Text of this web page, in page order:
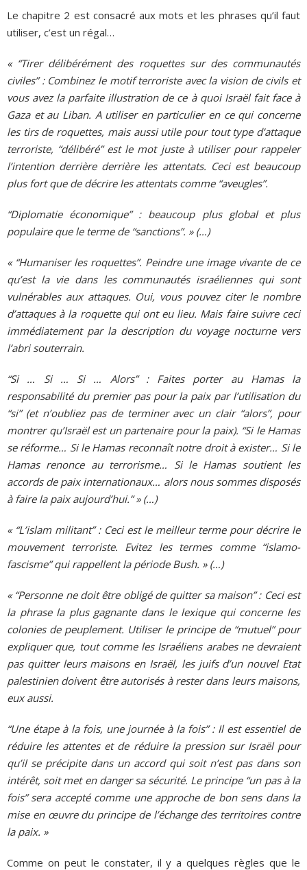
Le chapitre 2 est consacré aux mots et les phrases qu’il faut
utiliser, c’est un régal…
« “Tirer délibérément des roquettes sur des communautés
civiles” : Combinez le motif terroriste avec la vision de civils et
vous avez la parfaite illustration de ce à quoi Israël fait face à
Gaza et au Liban. A utiliser en particulier en ce qui concerne
les tirs de roquettes, mais aussi utile pour tout type d’attaque
terroriste, “délibéré” est le mot juste à utiliser pour rappeler
l’intention derrière derrière les attentats. Ceci est beaucoup
plus fort que de décrire les attentats comme “aveugles”.
“Diplomatie économique” : beaucoup plus global et plus
populaire que le terme de “sanctions”. » (…)
« “Humaniser les roquettes”. Peindre une image vivante de ce
qu’est la vie dans les communautés israéliennes qui sont
vulnérables aux attaques. Oui, vous pouvez citer le nombre
d’attaques à la roquette qui ont eu lieu. Mais faire suivre ceci
immédiatement par la description du voyage nocturne vers
l’abri souterrain.
“Si … Si … Si … Alors” : Faites porter au Hamas la
responsabilité du premier pas pour la paix par l’utilisation du
“si” (et n’oubliez pas de terminer avec un clair “alors”, pour
montrer qu’Israël est un partenaire pour la paix). “Si le Hamas
se réforme… Si le Hamas reconnaît notre droit à exister… Si le
Hamas renonce au terrorisme… Si le Hamas soutient les
accords de paix internationaux… alors nous sommes disposés
à faire la paix aujourd’hui.” » (…)
« “L’islam militant” : Ceci est le meilleur terme pour décrire le
mouvement terroriste. Evitez les termes comme “islamo-
fascisme” qui rappellent la période Bush. » (…)
« “Personne ne doit être obligé de quitter sa maison” : Ceci est
la phrase la plus gagnante dans le lexique qui concerne les
colonies de peuplement. Utiliser le principe de “mutuel” pour
expliquer que, tout comme les Israéliens arabes ne devraient
pas quitter leurs maisons en Israël, les juifs d’un nouvel Etat
palestinien doivent être autorisés à rester dans leurs maisons,
eux aussi.
“Une étape à la fois, une journée à la fois” : Il est essentiel de
réduire les attentes et de réduire la pression sur Israël pour
qu’il se précipite dans un accord qui soit n’est pas dans son
intérêt, soit met en danger sa sécurité. Le principe “un pas à la
fois” sera accepté comme une approche de bon sens dans la
mise en œuvre du principe de l’échange des territoires contre
la paix. »
Comme on peut le constater, il y a quelques règles que le